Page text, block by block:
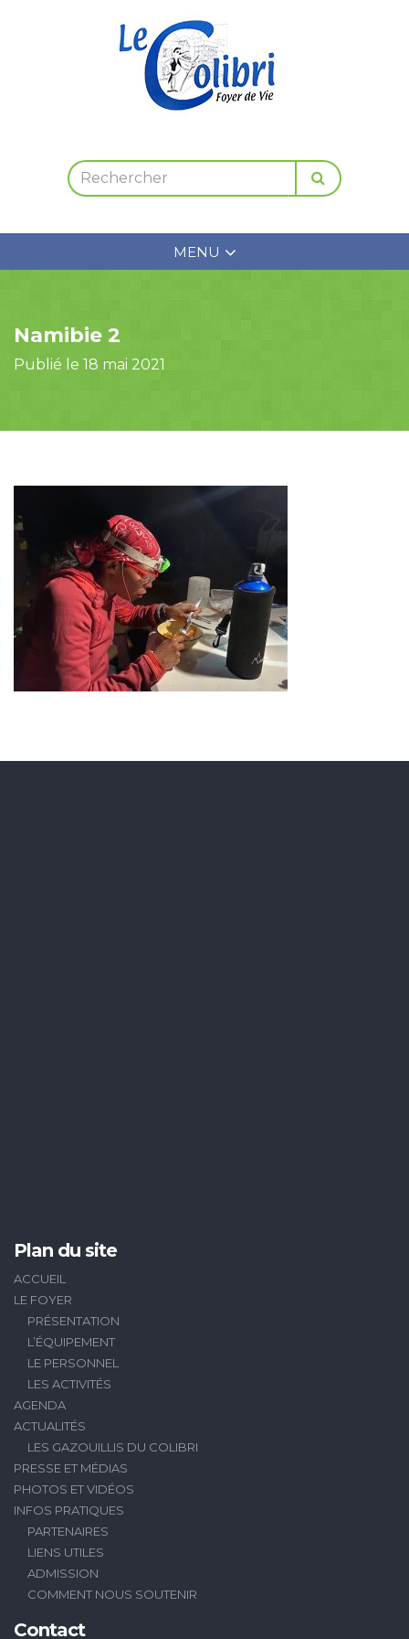
MENU
Namibie 2
Publié le 18 mai 2021
Plan du site
ACCUEIL
LE FOYER
PRÉSENTATION
L’ÉQUIPEMENT
LE PERSONNEL
LES ACTIVITÉS
AGENDA
ACTUALITÉS
LES GAZOUILLIS DU COLIBRI
PRESSE ET MÉDIAS
PHOTOS ET VIDÉOS
INFOS PRATIQUES
PARTENAIRES
LIENS UTILES
ADMISSION
COMMENT NOUS SOUTENIR
Contact